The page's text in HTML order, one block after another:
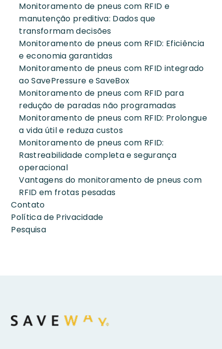
Monitoramento de pneus com RFID e
manutenção preditiva: Dados que
transformam decisões
Monitoramento de pneus com RFID: Eficiência
e economia garantidas
Monitoramento de pneus com RFID integrado
ao SavePressure e SaveBox
Monitoramento de pneus com RFID para
redução de paradas não programadas
Monitoramento de pneus com RFID: Prolongue
a vida útil e reduza custos
Monitoramento de pneus com RFID:
Rastreabilidade completa e segurança
operacional
Vantagens do monitoramento de pneus com
RFID em frotas pesadas
Contato
Política de Privacidade
Pesquisa